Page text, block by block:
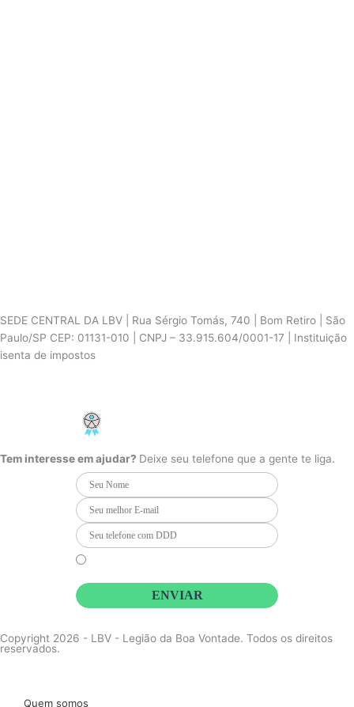
SEDE CENTRAL DA LBV | Rua Sérgio Tomás, 740 | Bom Retiro | São
Paulo/SP CEP: 01131-010 | CNPJ – 33.915.604/0001-17 | Instituição
isenta de impostos
o g b
Tem interesse em ajudar? Deixe seu telefone que a gente te liga.
ENVIAR
Copyright 2026 - LBV - Legião da Boa Vontade. Todos os direitos
reservados.
Quem somos